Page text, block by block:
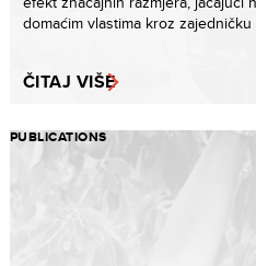
domaćim vlastima kroz zajedničku
ČITAJ VIŠE
PUBLICATIONS